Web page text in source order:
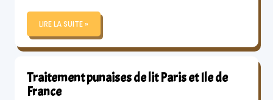
LIRE LA SUITE »
Traitement punaises de lit Paris et Ile de
France